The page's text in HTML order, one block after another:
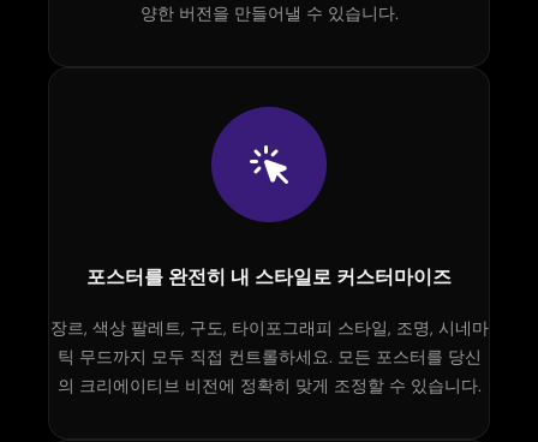
양한 버전을 만들어낼 수 있습니다.
포스터를 완전히 내 스타일로 커스터마이즈
장르, 색상 팔레트, 구도, 타이포그래피 스타일, 조명, 시네마
틱 무드까지 모두 직접 컨트롤하세요. 모든 포스터를 당신
의 크리에이티브 비전에 정확히 맞게 조정할 수 있습니다.